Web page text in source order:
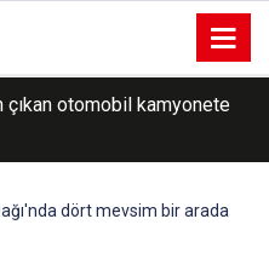
otomobil kamyonete
dört mevsim bir arada